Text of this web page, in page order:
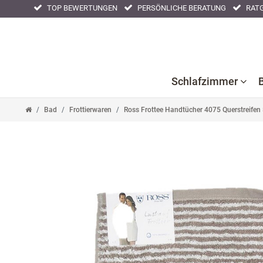
TOP BEWERTUNGEN PERSÖNLICHE BERATUNG
Schlafzimmer
Bettwäsche
Bad Frottierwaren Ross Frottee Handtücher 4075